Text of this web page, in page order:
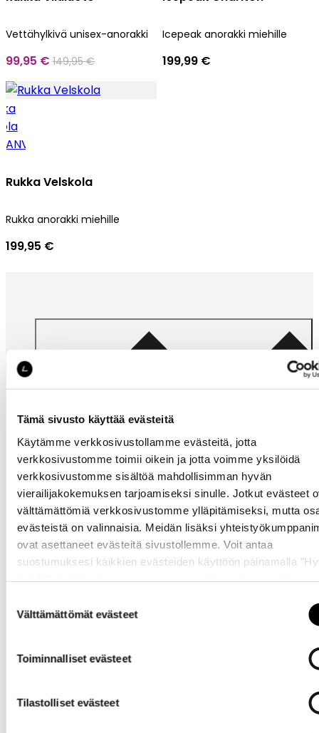
Tämä sivusto käyttää evästeitä
Käytämme verkkosivustollamme evästeitä, jotta
verkkosivustomme toimii oikein ja jotta voimme yksilöidä
verkkosivustomme sisältöä mahdollisimman hyvän
vierailijakokemuksen tarjoamiseksi sinulle. Jotkut evästeet
välttämättömiä verkkosivustomme ylläpitämiseksi, mutta
evästeistä on valinnaisia. Meidän lisäksi
ovat asettaneet evästeitä sivustollemme. Voit antaa
suostumuksesi kaikkien evästeiden käyttöön painamalla
valinta
Välttämättömät evästeet
Toiminnalliset evästeet
Tilastolliset evästeet
Vettähylkivä unisex-anorakki
99,95 € 149,95 €
Icepeak anorakki miehille
199,99 €
Rukka Velskola
Rukka anorakki miehille
199,95 €
Omat
sivut